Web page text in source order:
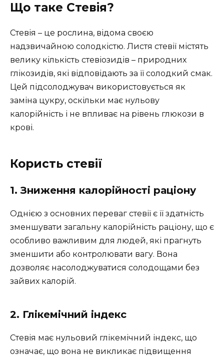
Що таке Стевія?
Стевія – це рослина, відома своєю
надзвичайною солодкістю. Листя стевії містять
велику кількість стевіозидів – природних
глікозидів, які відповідають за її солодкий смак.
Цей підсолоджувач використовується як
заміна цукру, оскільки має нульову
калорійність і не впливає на рівень глюкози в
крові.
Користь стевії
1. Зниження калорійності раціону
Однією з основних переваг стевії є її здатність
зменшувати загальну калорійність раціону, що є
особливо важливим для людей, які прагнуть
зменшити або контролювати вагу. Вона
дозволяє насолоджуватися солодощами без
зайвих калорій.
2. Глікемічний індекс
Стевія має нульовий глікемічний індекс, що
означає, що вона не викликає підвищення